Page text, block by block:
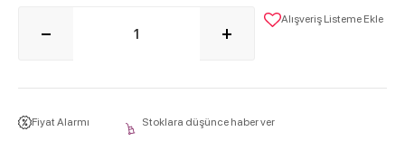
Alışveriş Listeme Ekle
Fiyat Alarmı Stoklara düşünce haber ver